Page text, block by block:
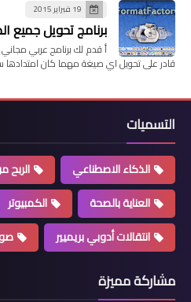
19 فبراير 2015
برنامج تحويل جميع
أ قدم لك برنامج عربي مجاني
قادر على تحويل اي صيغة مهما كان امتدادها
التسميات
الذكاء الاصطناعي
الربح
العناية بالصحة
الكمبيوتر
انتقالات أدوبي بريميير
مشاركة مميزة